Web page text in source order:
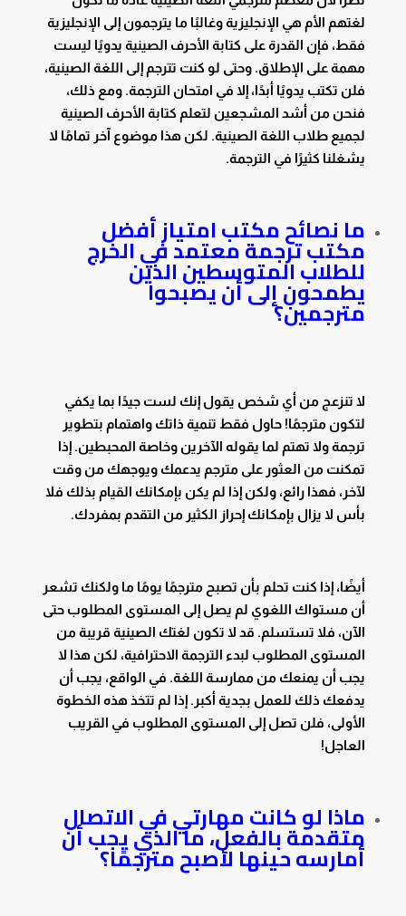
لغتهم الأم هي الإنجليزية وغالبًا ما يترجمون إلى الإنجليزية
فقط، فإن القدرة على كتابة الأحرف الصينية يدويًا ليست
مهمة على الإطلاق. وحتى لو كنت تترجم إلى اللغة الصينية،
فلن تكتب يدويًا أبدًا، إلا في امتحان الترجمة. ومع ذلك،
فنحن من أشد المشجعين لتعلم كتابة الأحرف الصينية
لجميع طلاب اللغة الصينية. لكن هذا موضوع آخر تمامًا لا
يشغلنا كثيرًا في الترجمة.
ما نصائح مكتب امتياز أفضل
مكتب ترجمة معتمد في الخرج
للطلاب المتوسطين الذين
يطمحون إلى أن يصبحوا
مترجمين؟
لا تنزعج من أي شخص يقول إنك لست جيدًا بما يكفي
لتكون مترجمًا! حاول فقط تنمية ذاتك واهتمام بتطوير
ترجمة ولا تهتم لما يقوله الآخرين وخاصة المحبطين. إذا
تمكنت من العثور على مترجم يدعمك ويوجهك من وقت
لآخر، فهذا رائع، ولكن إذا لم يكن بإمكانك القيام بذلك فلا
بأس لا يزال بإمكانك إحراز الكثير من التقدم بمفردك.
أيضًا، إذا كنت تحلم بأن تصبح مترجمًا يومًا ما ولكنك تشعر
أن مستواك اللغوي لم يصل إلى المستوى المطلوب حتى
الآن، فلا تستسلم. قد لا تكون لغتك الصينية قريبة من
المستوى المطلوب لبدء الترجمة الاحترافية، لكن هذا لا
يجب أن يمنعك من ممارسة اللغة. في الواقع، يجب أن
يدفعك ذلك للعمل بجدية أكبر. إذا لم تتخذ هذه الخطوة
الأولى، فلن تصل إلى المستوى المطلوب في القريب
العاجل!
ماذا لو كانت مهارتي في الاتصال
متقدمة بالفعل، ما الذي يجب أن
أمارسه حينها لأصبح مترجمًا؟